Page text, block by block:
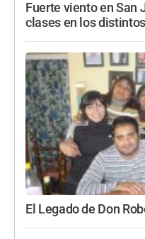
Fuerte viento en San
clases en los
El Legado de Don